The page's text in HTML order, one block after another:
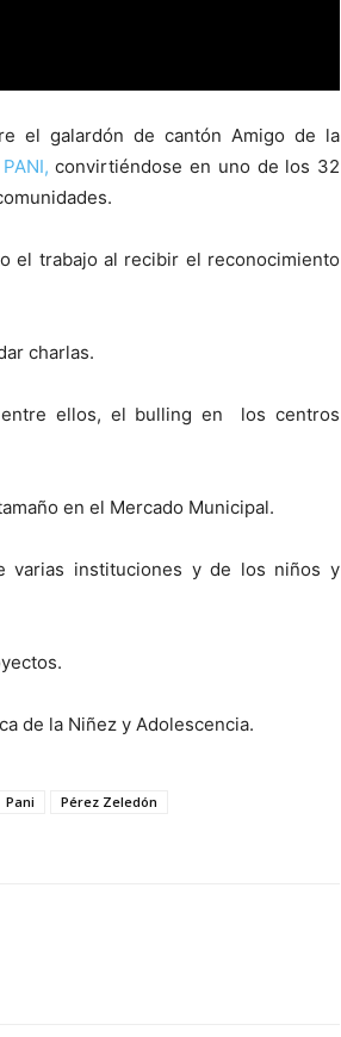
el galardón de cantón Amigo de la
PANI,convirtiéndose en uno de los 32
el trabajo al recibir el reconocimiento
charlas.
ellos, el bulling en los centros
en el Mercado Municipal.
varias instituciones y de los niños y
de la Niñez y Adolescencia.
Pani
Pérez Zeledón